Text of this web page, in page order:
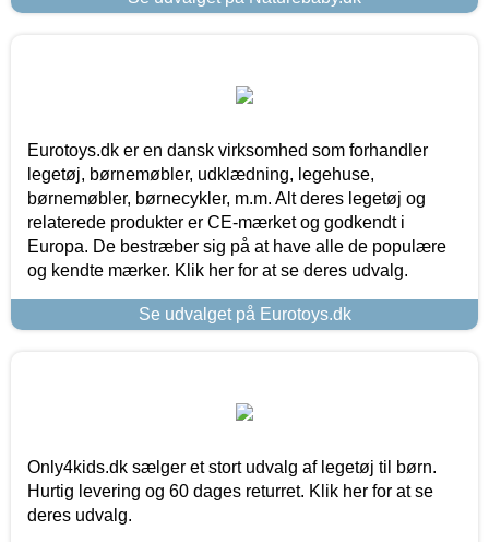
Eurotoys.dk er en dansk virksomhed som forhandler
legetøj, børnemøbler, udklædning, legehuse,
børnemøbler, børnecykler, m.m. Alt deres legetøj og
relaterede produkter er CE-mærket og godkendt i
Europa. De bestræber sig på at have alle de populære
og kendte mærker. Klik her for at se deres udvalg.
Se udvalget på Eurotoys.dk
Only4kids.dk sælger et stort udvalg af legetøj til børn.
Hurtig levering og 60 dages returret. Klik her for at se
deres udvalg.